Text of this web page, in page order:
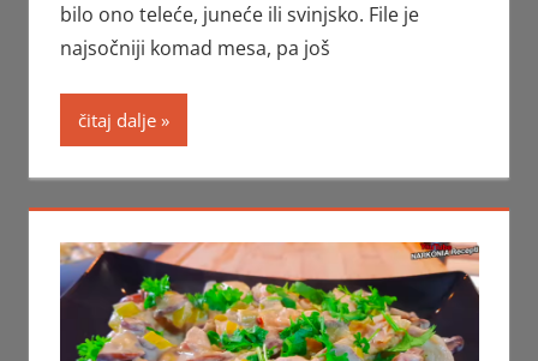
bilo ono teleće, juneće ili svinjsko. File je
najsočniji komad mesa, pa još
čitaj dalje